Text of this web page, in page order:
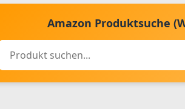
Amazon Produktsuche